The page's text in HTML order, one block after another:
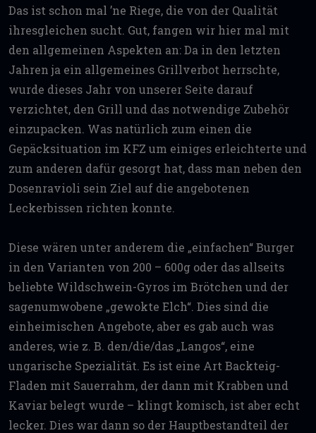
Das ist schon mal ’ne Riege, die von der Qualität
ihresgleichen sucht. Gut, fangen wir hier mal mit
den allgemeinen Aspekten an: Da in den letzten
Jahren ja ein allgemeines Grillverbot herrschte,
wurde dieses Jahr von unserer Seite darauf
verzichtet, den Grill und das notwendige Zubehör
einzupacken. Was natürlich zum einen die
Gepäcksituation im KFZ um einiges erleichterte und
zum anderen dafür gesorgt hat, dass man neben den
Dosenravioli sein Ziel auf die angebotenen
Leckerbissen richten konnte.
Diese wären unter anderem die „einfachen“ Burger
in den Varianten von 200 – 600g oder das allseits
beliebte Wildschwein-Gyros im Brötchen und der
sagenumwobene „gewokte Elch“. Dies sind die
einheimischen Angebote, aber es gab auch was
anderes, wie z. B. den/die/das „Langos“, eine
ungarische Spezialität. Es ist eine Art Backteig-
Fladen mit Sauerrahm, der dann mit Krabben und
Kaviar belegt wurde – klingt komisch, ist aber echt
lecker. Dies war dann so der Hauptbestandteil der